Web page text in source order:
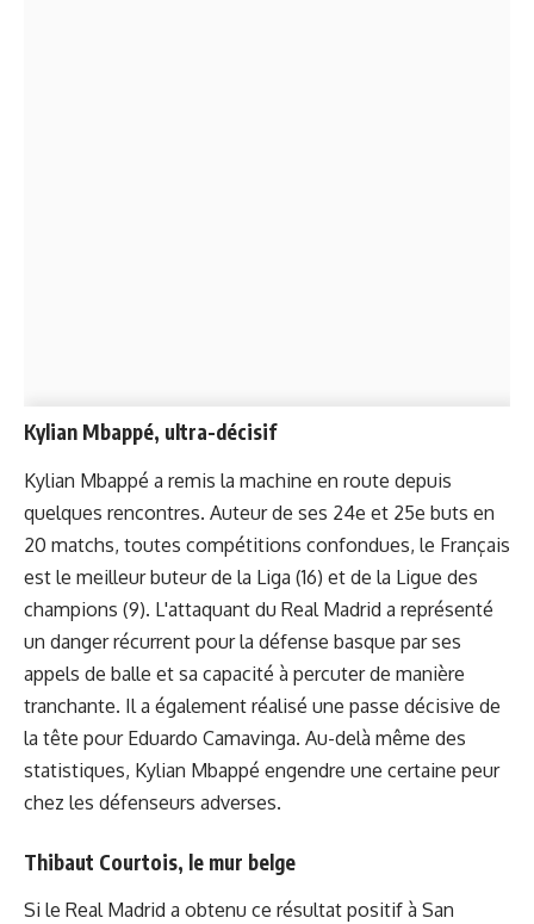
Kylian Mbappé, ultra-décisif
Kylian Mbappé a remis la machine en route depuis
quelques rencontres. Auteur de ses 24e et 25e buts en
20 matchs, toutes compétitions confondues, le Français
est le meilleur buteur de la Liga (16) et de la Ligue des
champions (9). L'attaquant du Real Madrid a représenté
un danger récurrent pour la défense basque par ses
appels de balle et sa capacité à percuter de manière
tranchante. Il a également réalisé une passe décisive de
la tête pour Eduardo Camavinga. Au-delà même des
statistiques, Kylian Mbappé engendre une certaine peur
chez les défenseurs adverses.
Thibaut Courtois, le mur belge
Si le Real Madrid a obtenu ce résultat positif à San